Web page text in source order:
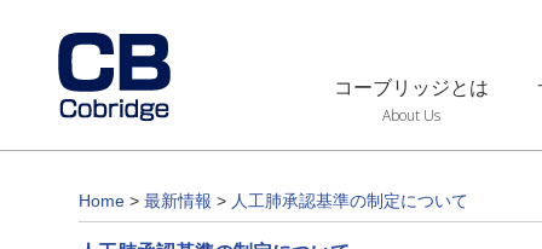
コーブリッジとは
About Us
Home > 最新情報 > 人工肺承認基準の制定について